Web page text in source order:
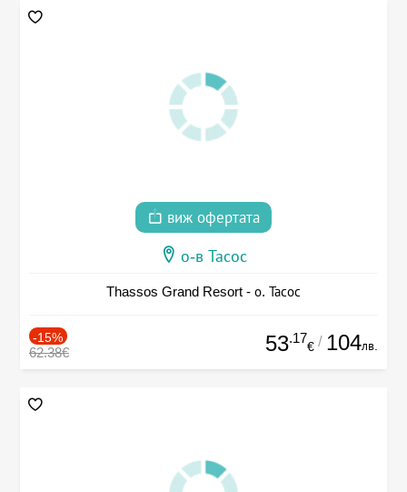
виж офертата
о-в Тасос
Thassos Grand Resort - о. Тасос
-15%
62.38€ 53.17
€ / 104лв.